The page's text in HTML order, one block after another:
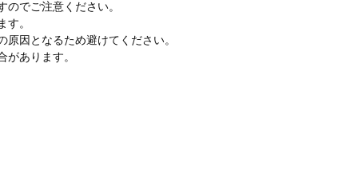
でご注意ください。
す。
因となるため避けてください。
があります。